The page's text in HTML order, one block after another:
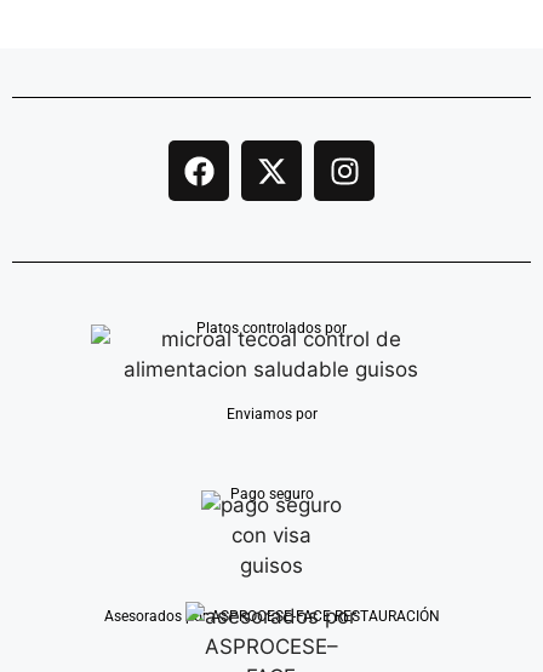
Platos controlados por
Enviamos por
Pago seguro
Asesorados por ASPROCESE-FACE RESTAURACIÓN